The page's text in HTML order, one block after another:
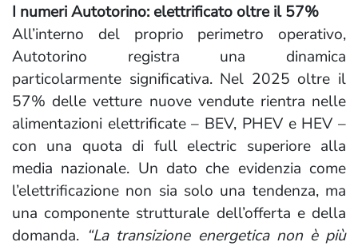
I numeri Autotorino: elettrificato oltre il 57%
All’interno del proprio perimetro operativo,
Autotorino registra una dinamica
particolarmente significativa. Nel 2025 oltre il
57% delle vetture nuove vendute rientra nelle
alimentazioni elettrificate – BEV, PHEV e HEV –
con una quota di full electric superiore alla
media nazionale. Un dato che evidenzia come
l’elettrificazione non sia solo una tendenza, ma
una componente strutturale dell’offerta e della
domanda. “La transizione energetica non è più